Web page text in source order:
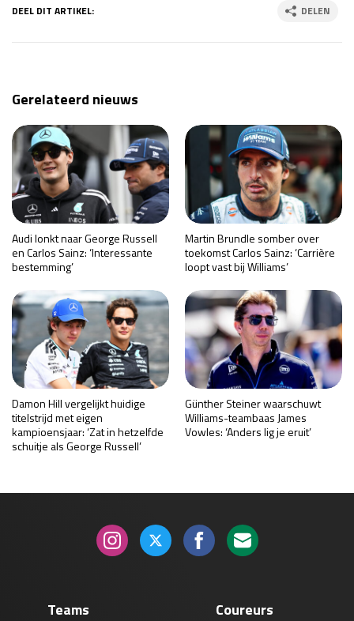
DEEL DIT ARTIKEL: DELEN
Gerelateerd nieuws
Audi lonkt naar George Russell
en Carlos Sainz: ‘Interessante
bestemming’
Martin Brundle somber over
toekomst Carlos Sainz: ‘Carrière
loopt vast bij Williams’
Damon Hill vergelijkt huidige
titelstrijd met eigen
kampioensjaar: ‘Zat in hetzelfde
schuitje als George Russell’
Günther Steiner waarschuwt
Williams-teambaas James
Vowles: ‘Anders lig je eruit’
Teams Coureurs